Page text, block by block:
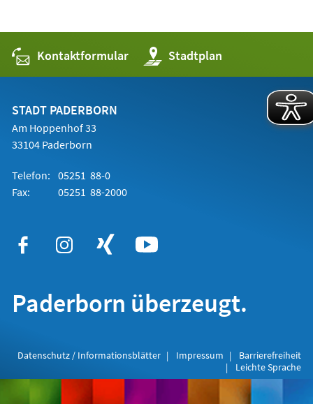
Kontaktformular Stadtplan
(Öffnet
in
einem
STADT PADERBORN
Am Hoppenhof 33
33104 Paderborn
Telefon: 05251 88-0
Fax:
05251 88-2000
Paderborn überzeugt.
Datenschutz / Informationsblätter Impressum
Barrierefreiheit
Leichte Sprache